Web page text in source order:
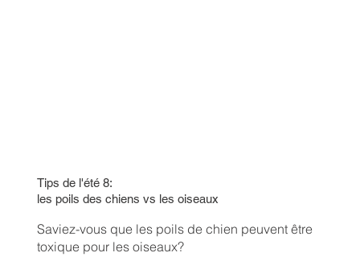
Tips de l'été 8:
les poils des chiens vs les oiseaux
Saviez-vous que les poils de chien peuvent être
toxique pour les oiseaux?